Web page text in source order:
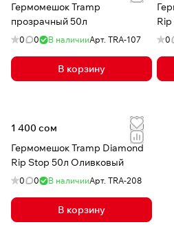
Гермомешок Tramp
прозрачный 50л
0 0 В наличииАрт. TRA-107
В корзину
0
1 400 сом
Гермомешок Tramp Diamond
Rip Stop 50л Оливковый
0 0 В наличииАрт. TRA-208
В корзину